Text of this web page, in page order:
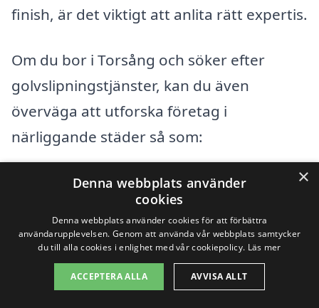
finish, är det viktigt att anlita rätt expertis.
Om du bor i Torsång och söker efter
golvslipningstjänster, kan du även
överväga att utforska företag i
närliggande städer så som:
Borlänge
Djurmo
Säter
Lustberga
×
Denna webbplats använder
cookies
Denna webbplats använder cookies för att förbättra
användarupplevelsen. Genom att använda vår webbplats samtycker
du till alla cookies i enlighet med vår cookiepolicy. Läs mer
ACCEPTERA ALLA AVVISA ALLT